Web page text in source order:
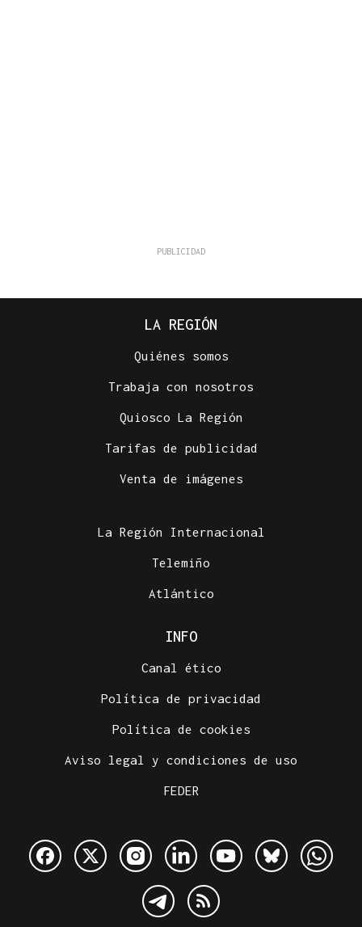
LA REGIÓN
Quiénes somos
Trabaja con nosotros
Quiosco La Región
Tarifas de publicidad
Venta de imágenes
La Región Internacional
Telemiño
Atlántico
INFO
Canal ético
Política de privacidad
Política de cookies
Aviso legal y condiciones de uso
FEDER